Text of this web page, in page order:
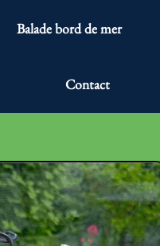
Balade bord de mer
Contact